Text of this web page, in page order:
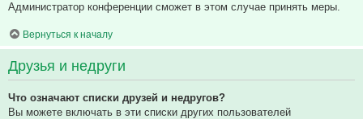
Администратор конференции сможет в этом случае принять меры.
Вернуться к началу
Друзья и недруги
Что означают списки друзей и недругов?
Вы можете включать в эти списки других пользователей